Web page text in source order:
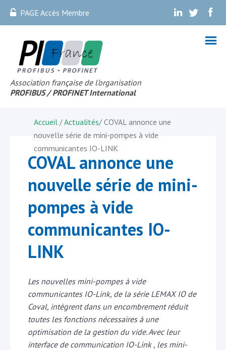
PAGE Accès Membre . . .
Association française de l’organisation
PROFIBUS / PROFINET International
Accueil /Actualités/ COVAL annonce une
nouvelle série de mini-pompes à vide
communicantes IO-LINK
COVAL annonce une
nouvelle série de mini-
pompes à vide
communicantes IO-
LINK
Les nouvelles mini-pompes à vide
communicantes IO-Link, de la série LEMAX IO de
Coval, intègrent dans un encombrement réduit
toutes les fonctions nécessaires à une
optimisation de la gestion du vide. Avec leur
interface de communication IO-Link , les mini-